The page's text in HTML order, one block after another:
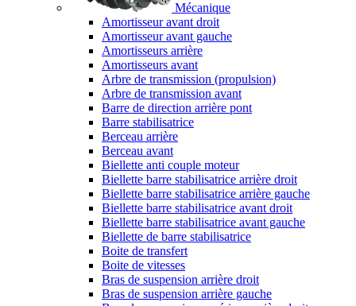
Mécanique
Amortisseur avant droit
Amortisseur avant gauche
Amortisseurs arrière
Amortisseurs avant
Arbre de transmission (propulsion)
Arbre de transmission avant
Barre de direction arrière pont
Barre stabilisatrice
Berceau arrière
Berceau avant
Biellette anti couple moteur
Biellette barre stabilisatrice arrière droit
Biellette barre stabilisatrice arrière gauche
Biellette barre stabilisatrice avant droit
Biellette barre stabilisatrice avant gauche
Biellette de barre stabilisatrice
Boite de transfert
Boite de vitesses
Bras de suspension arrière droit
Bras de suspension arrière gauche